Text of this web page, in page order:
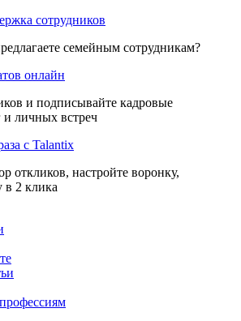
сотрудников
семейным сотрудникам?
онлайн
и подписывайте кадровые
и личных встреч
с Talantix
откликов, настройте воронку,
в 2 клика